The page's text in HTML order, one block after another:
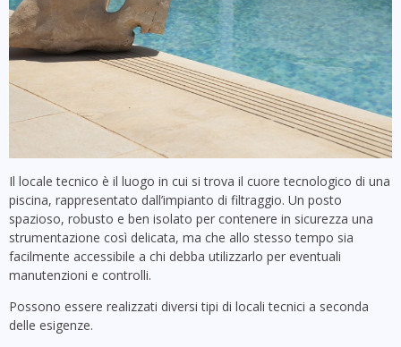
Il locale tecnico è il luogo in cui si trova il cuore tecnologico di una
piscina, rappresentato dall’impianto di filtraggio. Un posto
spazioso, robusto e ben isolato per contenere in sicurezza una
strumentazione così delicata, ma che allo stesso tempo sia
facilmente accessibile a chi debba utilizzarlo per eventuali
manutenzioni e controlli.
Possono essere realizzati diversi tipi di locali tecnici a seconda
delle esigenze.